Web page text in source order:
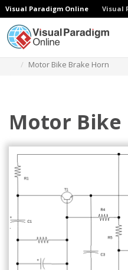
Visual Paradigm Online Visual
Motor Bike Brake Horn
Motor Bike